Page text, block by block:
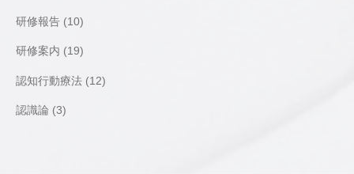
研修報告 (10)
研修案内 (19)
認知行動療法 (12)
認識論 (3)